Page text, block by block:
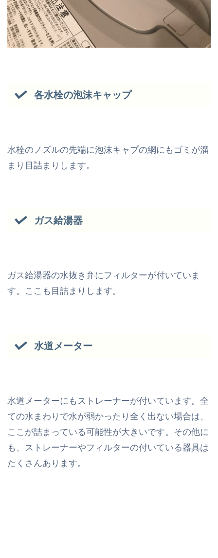
各水栓の泡沫キャップ
水栓のノズルの先端に泡沫キャプの網にもゴミが溜
まり目詰まりします。
ガス給湯器
ガス給湯器の水抜き弁にフィルターが付いていま
す。ここも目詰まりします。
水道メーター
水道メーターにもストレーナーが付いています。全
ての水まわりで水が弱かったり全く出ない場合は、
ここが詰まっている可能性が大きいです。その他に
も、ストレーナーやフィルターの付いている器具は
たくさんあります。